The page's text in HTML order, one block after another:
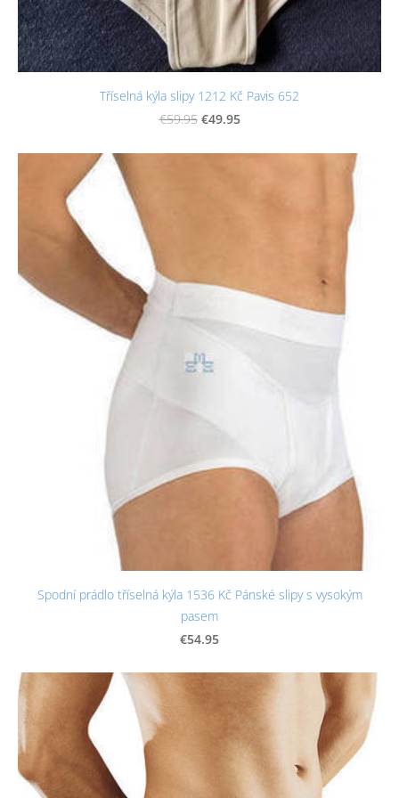
Tříselná kýla slipy 1212 Kč Pavis 652
€59.95 €49.95
Spodní prádlo tříselná kýla 1536 Kč Pánské slipy s vysokým
pasem
€54.95